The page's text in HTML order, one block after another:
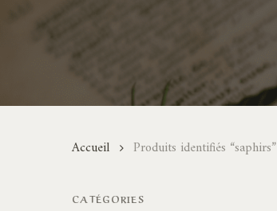
Accueil Produits identifiés “saphirs”
CATÉGORIES